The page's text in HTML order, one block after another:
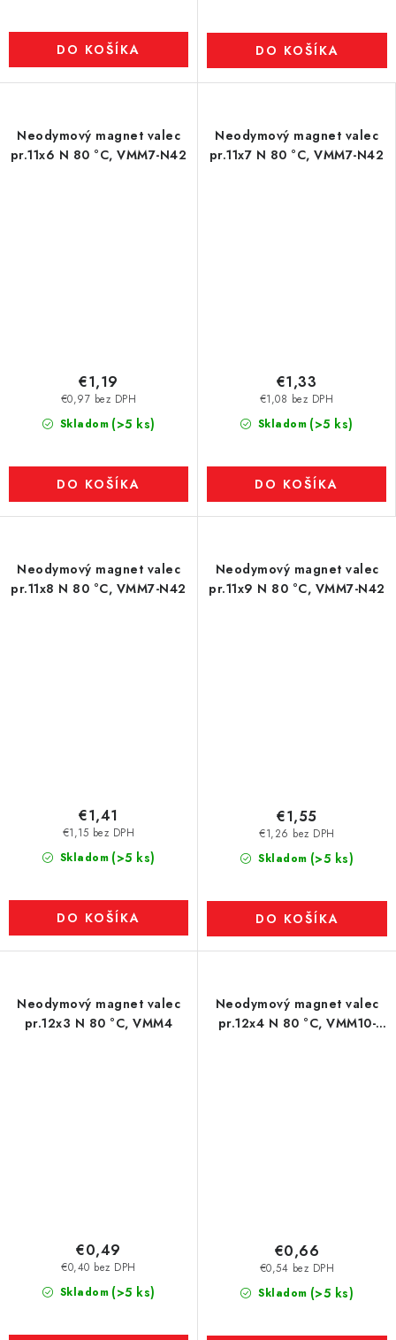
DO KOŠÍKA DO KOŠÍKA
Neodymový magnet valec
pr.11x6 N 80 °C, VMM7-N42
Skladom (>5 ks)
€0,97 bez DPH
€1,19
DO KOŠÍKA
Neodymový magnet valec
pr.11x7 N 80 °C, VMM7-N42
Skladom (>5 ks)
€1,08 bez DPH
€1,33
DO KOŠÍKA
Neodymový magnet valec
pr.11x8 N 80 °C, VMM7-N42
Skladom (>5 ks)
€1,15 bez DPH
€1,41
DO KOŠÍKA
Neodymový magnet valec
pr.11x9 N 80 °C, VMM7-N42
Skladom (>5 ks)
€1,26 bez DPH
€1,55
DO KOŠÍKA
Neodymový magnet valec
pr.12x3 N 80 °C, VMM4
Skladom (>5 ks)
€0,40 bez DPH
€0,49
Neodymový magnet valec
pr.12x4 N 80 °C, VMM10-
Skladom (>5 ks)
€0,54 bez DPH
€0,66